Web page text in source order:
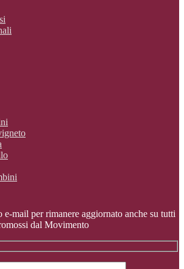
mail per rimanere aggiornato anche su tutti
dal Movimento